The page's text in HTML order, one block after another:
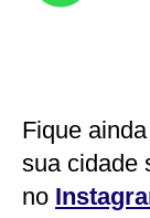
Fique
sua cidade
no